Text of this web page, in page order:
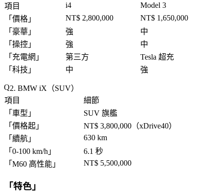
項目 i4
Model 3
「 價格 」 NT$ 2,800,000
NT$ 1,650,000
「 豪華 」 強
中
「 操控 」 強
中
「 充電網 」 第三方
Tesla 超充
「 科技 」 中 強
2. BMW iX（SUV）
項目
細節
「 車型 」
SUV 旗艦
「 價格起 」
NT$ 3,800,000（xDrive40）
「 續航 」
630 km
「 0-100 km/h 」
6.1 秒
「 M60 高性能 」 NT$ 5,500,000
「特色 」